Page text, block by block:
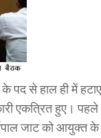
पद से हाल ही में
एकत्रित हुए।
जाट को आयुक्त